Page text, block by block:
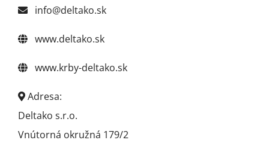
info@deltako.sk
www.deltako.sk
www.krby-deltako.sk
Adresa:
Deltako s.r.o.
Vnútorná okružná 179/2